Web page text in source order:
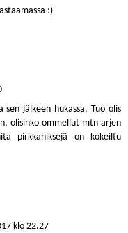
:)
sen jälkeen hukassa. Tuo olis
olisinko ommellut mtn arjen
pirkkaniksejä on kokeiltu
klo 22.27